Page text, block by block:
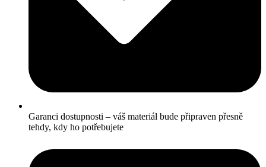
Garanci dostupnosti – váš materiál bude připraven přesně
tehdy, kdy ho potřebujete